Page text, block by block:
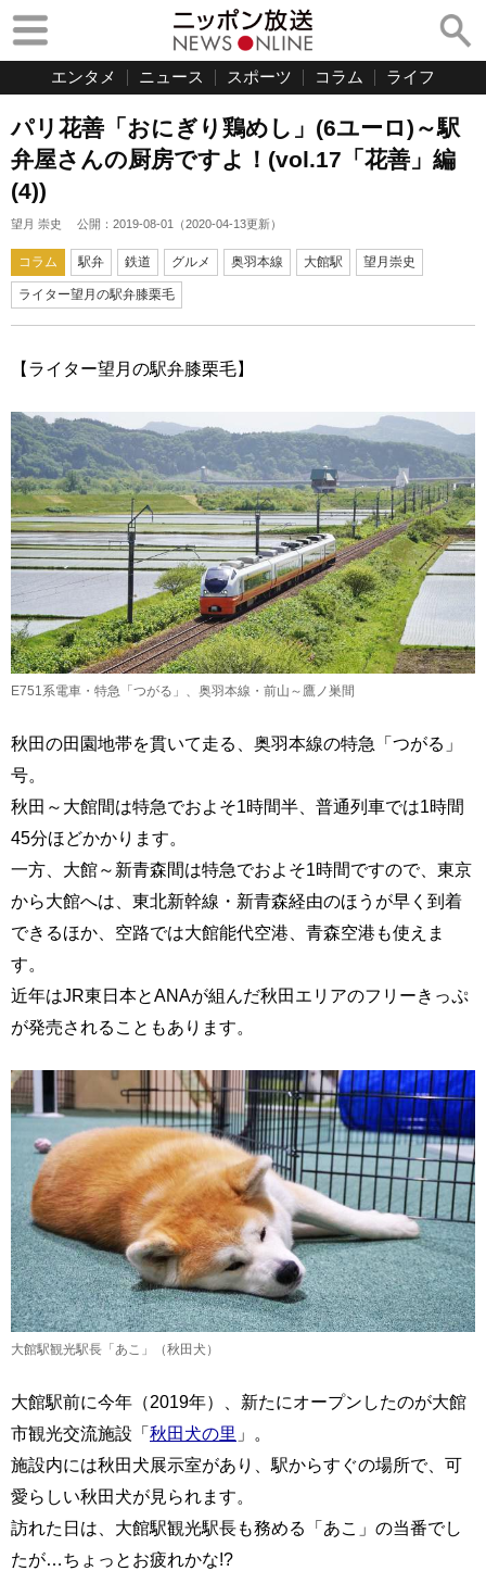
エンタメ ニュース スポーツ コラム ライフ
パリ花善「おにぎり鶏めし」(6ユーロ)～駅
弁屋さんの厨房ですよ！(vol.17「花善」編
(4))
望月 崇史 公開： 2019-08-01 （2020-04-13更新）
コラム 駅弁 鉄道 グルメ 奥羽本線 大館駅 望月崇史
ライター望月の駅弁膝栗毛
【ライター望月の駅弁膝栗毛】
E751系電車・特急「つがる」、奥羽本線・前山～鷹ノ巣間
秋田の田園地帯を貫いて走る、奥羽本線の特急「つがる」
号。
秋田～大館間は特急でおよそ1時間半、普通列車では1時間
45分ほどかかります。
一方、大館～新青森間は特急でおよそ1時間ですので、東京
から大館へは、東北新幹線・新青森経由のほうが早く到着
できるほか、空路では大館能代空港、青森空港も使えま
す。
近年はJR東日本とANAが組んだ秋田エリアのフリーきっぷ
が発売されることもあります。
大館駅観光駅長「あこ」（秋田犬）
大館駅前に今年（2019年）、新たにオープンしたのが大館
市観光交流施設「秋田犬の里 」。
施設内には秋田犬展示室があり、駅からすぐの場所で、可
愛らしい秋田犬が見られます。
訪れた日は、大館駅観光駅長も務める「あこ」の当番でし
たが…ちょっとお疲れかな!?